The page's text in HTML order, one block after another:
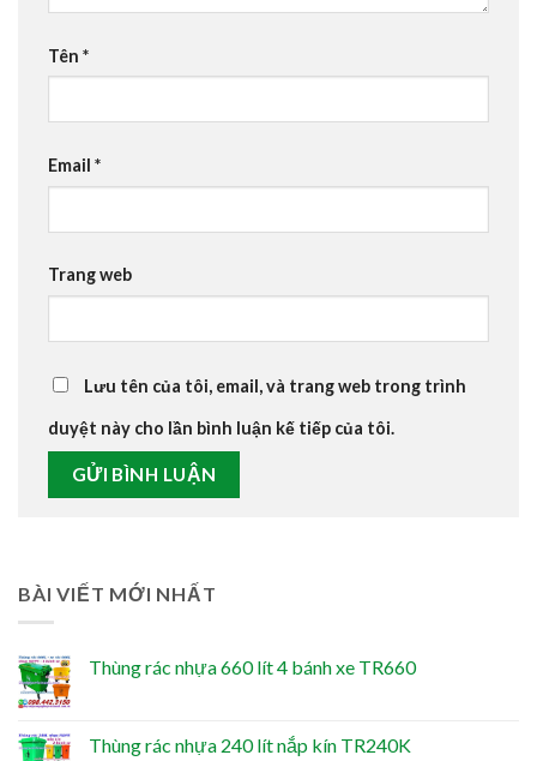
Tên *
Email *
Trang web
Lưu tên của tôi, email, và trang web trong trình
duyệt này cho lần bình luận kế tiếp của tôi.
BÀI VIẾT MỚI NHẤT
Thùng rác nhựa 660 lít 4 bánh xe TR660
Thùng rác nhựa 240 lít nắp kín TR240K